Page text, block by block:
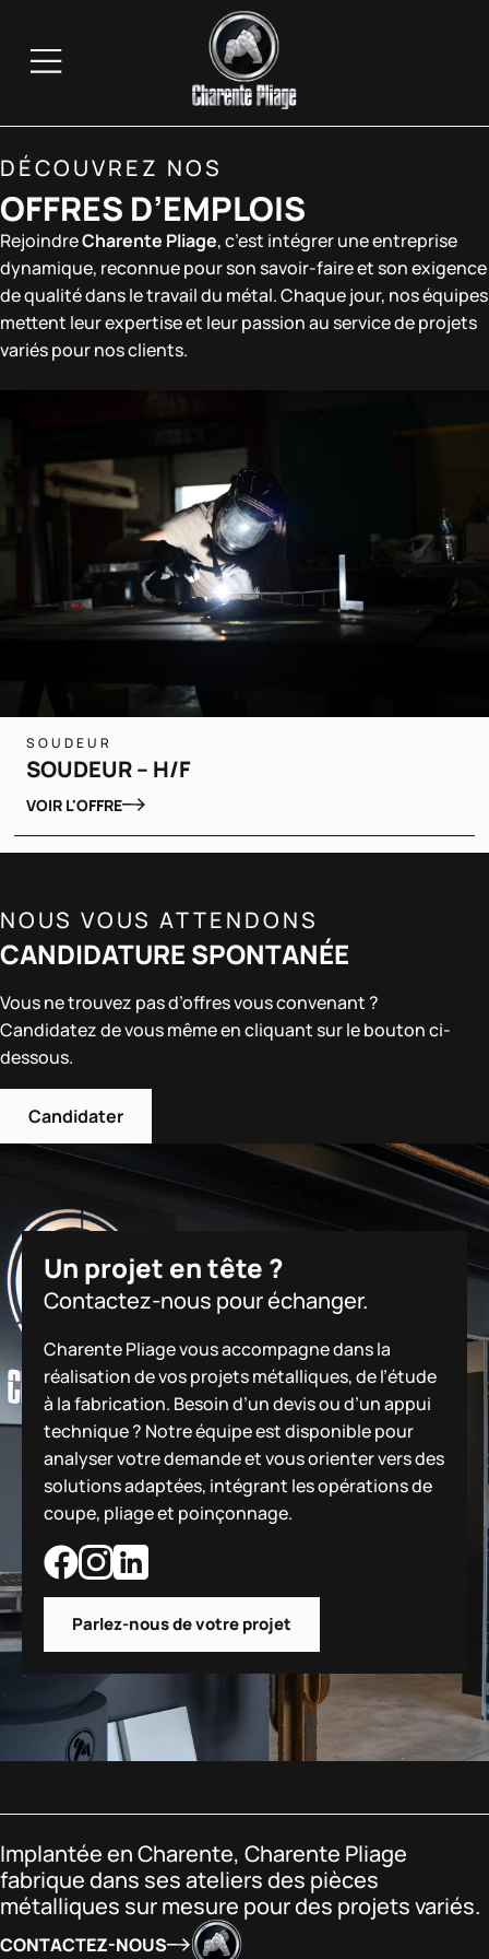
DÉCOUVREZ NOS
OFFRES D’EMPLOIS
RejoindreCharente Pliage, c’est intégrer une entreprise
dynamique, reconnue pour son savoir-faire et son exigence
de qualité dans le travail du métal. Chaque jour, nos équipes
mettent leur expertise et leur passion au service de projets
variés pour nos clients.
SOUDEUR
SOUDEUR – H/F
VOIR L'OFFRE
NOUS VOUS ATTENDONS
CANDIDATURE SPONTANÉE
Vous ne trouvez pas d’offres vous convenant ?
Candidatez de vous même en cliquant sur le bouton ci-
dessous.
Candidater
Un projet en tête ?
Contactez-nous pour échanger.
Charente Pliage vous accompagne dans la
réalisation de vos projets métalliques, de l’étude
à la fabrication. Besoin d’un devis ou d’un appui
technique ? Notre équipe est disponible pour
analyser votre demande et vous orienter vers des
solutions adaptées, intégrant les opérations de
coupe, pliage et poinçonnage.
Parlez-nous de votre projet
Implantée en Charente, Charente Pliage
fabrique dans ses ateliers des pièces
métalliques sur mesure pour des projets variés.
CONTACTEZ-NOUS